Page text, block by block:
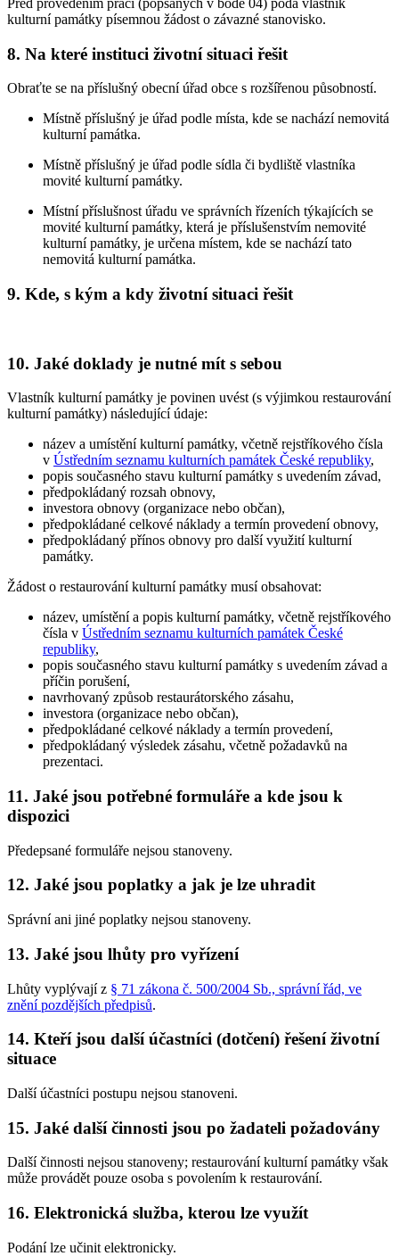
Před provedením prací (popsaných v bodě 04) podá vlastník
kulturní památky písemnou žádost o závazné stanovisko.
8. Na které instituci životní situaci řešit
Obraťte se na příslušný obecní úřad obce s rozšířenou působností.
Místně příslušný je úřad podle místa, kde se nachází nemovitá
kulturní památka.
Místně příslušný je úřad podle sídla či bydliště vlastníka
movité kulturní památky.
Místní příslušnost úřadu ve správních řízeních týkajících se
movité kulturní památky, která je příslušenstvím nemovité
kulturní památky, je určena místem, kde se nachází tato
nemovitá kulturní památka.
9. Kde, s kým a kdy životní situaci řešit
10. Jaké doklady je nutné mít s sebou
Vlastník kulturní památky je povinen uvést (s výjimkou restaurování
kulturní památky) následující údaje:
název a umístění kulturní památky, včetně rejstříkového čísla
v Ústředním seznamu kulturních památek České republiky,
popis současného stavu kulturní památky s uvedením závad,
předpokládaný rozsah obnovy,
investora obnovy (organizace nebo občan),
předpokládané celkové náklady a termín provedení obnovy,
předpokládaný přínos obnovy pro další využití kulturní
památky.
Žádost o restaurování kulturní památky musí obsahovat:
název, umístění a popis kulturní památky, včetně rejstříkového
čísla v Ústředním seznamu kulturních památek České
republiky,
popis současného stavu kulturní památky s uvedením závad a
příčin porušení,
navrhovaný způsob restaurátorského zásahu,
investora (organizace nebo občan),
předpokládané celkové náklady a termín provedení,
předpokládaný výsledek zásahu, včetně požadavků na
prezentaci.
11. Jaké jsou potřebné formuláře a kde jsou k
dispozici
Předepsané formuláře nejsou stanoveny.
12. Jaké jsou poplatky a jak je lze uhradit
Správní ani jiné poplatky nejsou stanoveny.
13. Jaké jsou lhůty pro vyřízení
Lhůty vyplývají z § 71 zákona č. 500/2004 Sb., správní řád, ve
znění pozdějších předpisů.
14. Kteří jsou další účastníci (dotčení) řešení životní
situace
Další účastníci postupu nejsou stanoveni.
15. Jaké další činnosti jsou po žadateli požadovány
Další činnosti nejsou stanoveny; restaurování kulturní památky však
může provádět pouze osoba s povolením k restaurování.
16. Elektronická služba, kterou lze využít
Podání lze učinit elektronicky.